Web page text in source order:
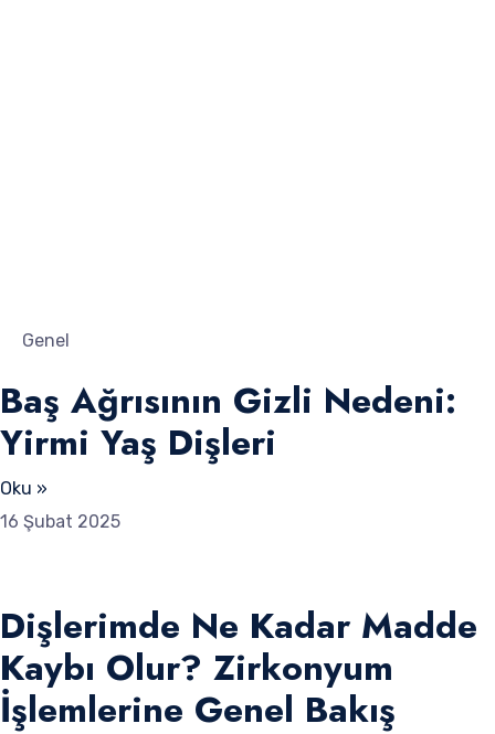
Genel
Baş Ağrısının Gizli Nedeni:
Yirmi Yaş Dişleri
Oku »
16 Şubat 2025
Dişlerimde Ne Kadar Madde
Kaybı Olur? Zirkonyum
İşlemlerine Genel Bakış